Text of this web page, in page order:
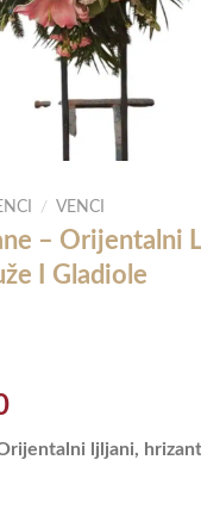
/ VENCI
– Orijentalni
I Gladiole
ljljani,